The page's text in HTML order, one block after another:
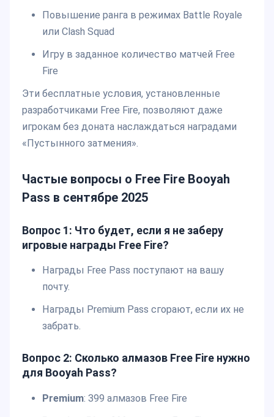
Повышение ранга в режимах Battle Royale
или Clash Squad
Игру в заданное количество матчей Free
Fire
Эти бесплатные условия, установленные
разработчиками Free Fire, позволяют даже
игрокам без доната наслаждаться наградами
«Пустынного затмения».
Частые вопросы о Free Fire Booyah
Pass в сентябре 2025
Вопрос 1: Что будет, если я не заберу
игровые награды Free Fire?
Награды Free Pass поступают на вашу
почту.
Награды Premium Pass сгорают, если их не
забрать.
Вопрос 2: Сколько алмазов Free Fire нужно
для Booyah Pass?
Premium: 399 алмазов Free Fire